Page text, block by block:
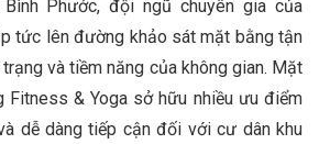
Phước, đội ngũ chuyên gia của
tức lên đường khảo sát mặt bằng tận
và tiềm năng của không gian. Mặt
Fitness & Yoga sở hữu nhiều ưu điểm
dễ dàng tiếp cận đối với cư dân khu